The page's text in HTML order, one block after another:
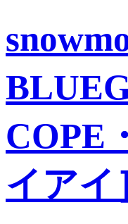
COPE
イアイ